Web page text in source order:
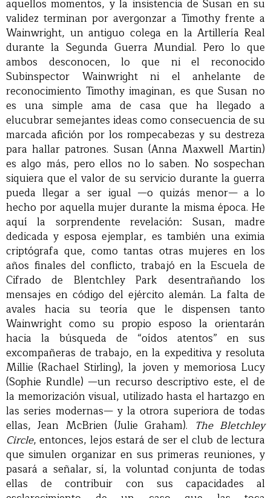
aquellos momentos, y la insistencia de Susan en su
validez terminan por avergonzar a Timothy frente a
Wainwright, un antiguo colega en la Artillería Real
durante la Segunda Guerra Mundial. Pero lo que
ambos desconocen, lo que ni el reconocido
Subinspector Wainwright ni el anhelante de
reconocimiento Timothy imaginan, es que Susan no
es una simple ama de casa que ha llegado a
elucubrar semejantes ideas como consecuencia de su
marcada afición por los rompecabezas y su destreza
para hallar patrones. Susan (Anna Maxwell Martin)
es algo más, pero ellos no lo saben. No sospechan
siquiera que el valor de su servicio durante la guerra
pueda llegar a ser igual —o quizás menor— a lo
hecho por aquella mujer durante la misma época. He
aquí la sorprendente revelación: Susan, madre
dedicada y esposa ejemplar, es también una eximia
criptógrafa que, como tantas otras mujeres en los
años finales del conflicto, trabajó en la Escuela de
Cifrado de Blentchley Park desentrañando los
mensajes en código del ejército alemán. La falta de
avales hacia su teoría que le dispensen tanto
Wainwright como su propio esposo la orientarán
hacia la búsqueda de “oídos atentos” en sus
excompañeras de trabajo, en la expeditiva y resoluta
Millie (Rachael Stirling), la joven y memoriosa Lucy
(Sophie Rundle) —un recurso descriptivo este, el de
la memorización visual, utilizado hasta el hartazgo en
las series modernas— y la otrora superiora de todas
ellas, Jean McBrien (Julie Graham). The Bletchley
Circle, entonces, lejos estará de ser el club de lectura
que simulen organizar en sus primeras reuniones, y
pasará a señalar, sí, la voluntad conjunta de todas
ellas de contribuir con sus capacidades al